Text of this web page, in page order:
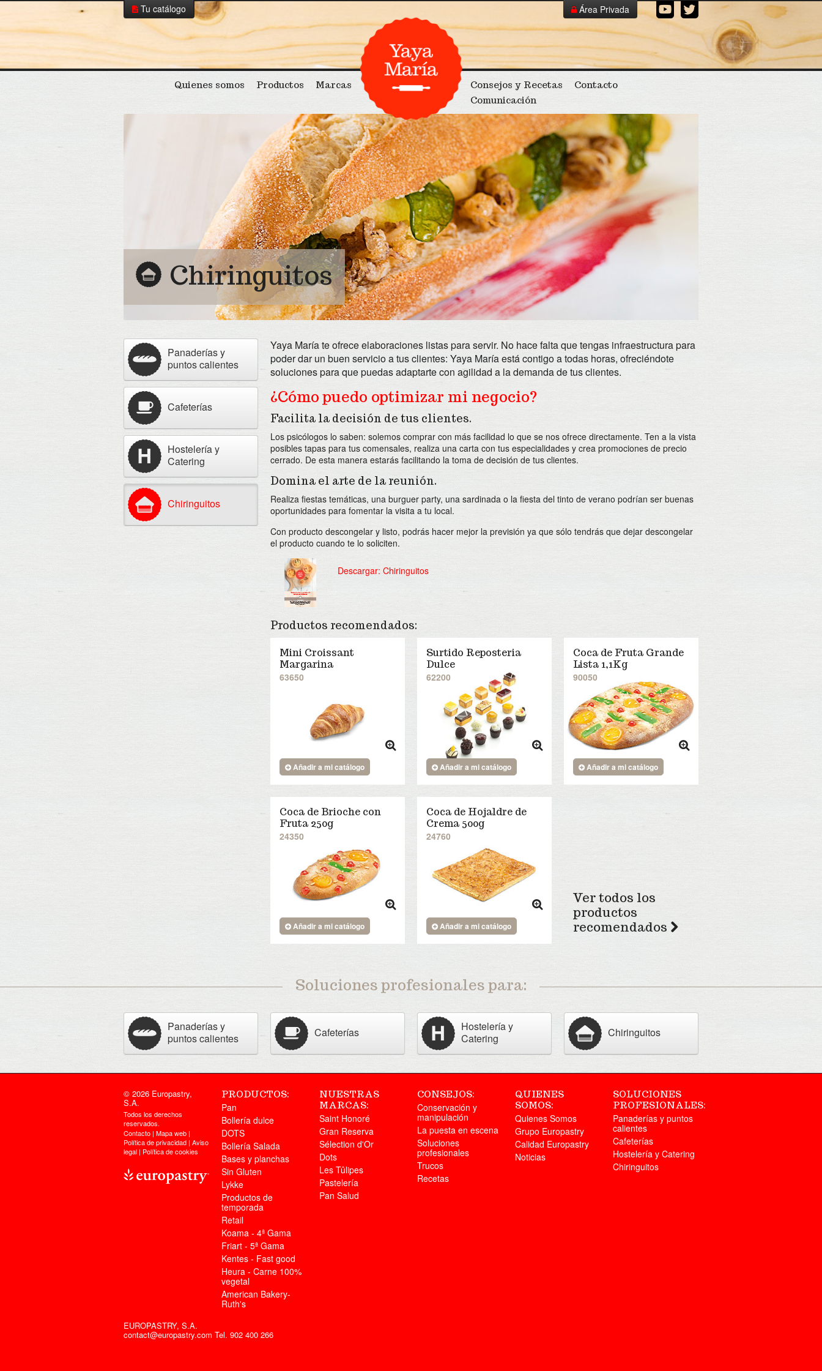
Tu catálogo Cerrar
Borrar todo ¡Crea tu catálogo!
Tu catálogo Área Privada
Quienes somos Productos Marcas Consejos y Recetas
Contacto
Comunicación
Chiringuitos
Yaya María te ofrece elaboraciones listas para servir. No hace falta que tengas infraestructura para
poder dar un buen servicio a tus clientes: Yaya María está contigo a todas horas, ofreciéndote
soluciones para que puedas adaptarte con agilidad a la demanda de tus clientes.
¿Cómo puedo optimizar mi negocio?
Facilita la decisión de tus clientes.
Los psicólogos lo saben: solemos comprar con más facilidad lo que se nos ofrece directamente. Ten a la vista
posibles tapas para tus comensales, realiza una carta con tus especialidades y crea promociones de precio
cerrado. De esta manera estarás facilitando la toma de decisión de tus clientes.
Domina el arte de la reunión.
Realiza fiestas temáticas, una burguer party, una sardinada o la fiesta del tinto de verano podrían ser buenas
oportunidades para fomentar la visita a tu local.
Con producto descongelar y listo, podrás hacer mejor la previsión ya que sólo tendrás que dejar descongelar
el producto cuando te lo soliciten.
Descargar: Chiringuitos
Productos recomendados:
Mini Croissant
Margarina
63650
Añadir a mi catálogo
Surtido Reposteria
Dulce
62200
Añadir a mi catálogo
Coca de Fruta Grande
Lista 1,1Kg
90050
Añadir a mi catálogo
Coca de Brioche con
Fruta 250g
24350
Añadir a mi catálogo
Coca de Hojaldre de
Crema 500g
24760
Añadir a mi catálogo
Ver todos los
productos
recomendados
Panaderías y
puntos calientes
Cafeterías
Hostelería y
Catering
Chiringuitos
Soluciones profesionales para:
Panaderías y
puntos calientes
Cafeterías
Hostelería y
Catering
Chiringuitos
© 2026 Europastry,
S.A.
Todos los derechos
reservados.
Contacto | Mapa web |
Política de privacidad | Aviso
legal | Política de cookies
PRODUCTOS:
Pan
Bollería dulce
DOTS
Bollería Salada
Bases y planchas
Sin Gluten
Lykke
Productos de
temporada
Retail
Koama - 4ª Gama
Friart - 5ª Gama
Kentes - Fast good
Heura - Carne 100%
vegetal
American Bakery-
Ruth's
NUESTRAS
MARCAS:
Saint Honoré
Gran Reserva
Sélection d'Or
Dots
Les Tûlipes
Pastelería
Pan Salud
CONSEJOS:
Conservación y
manipulación
La puesta en escena
Soluciones
profesionales
Trucos
Recetas
QUIENES
SOMOS:
Quienes Somos
Grupo Europastry
Calidad Europastry
Noticias
SOLUCIONES
PROFESIONALES:
Panaderías y puntos
calientes
Cafeterías
Hostelería y Catering
Chiringuitos
EUROPASTRY, S.A.
contact@europastry.com Tel. 902 400 266